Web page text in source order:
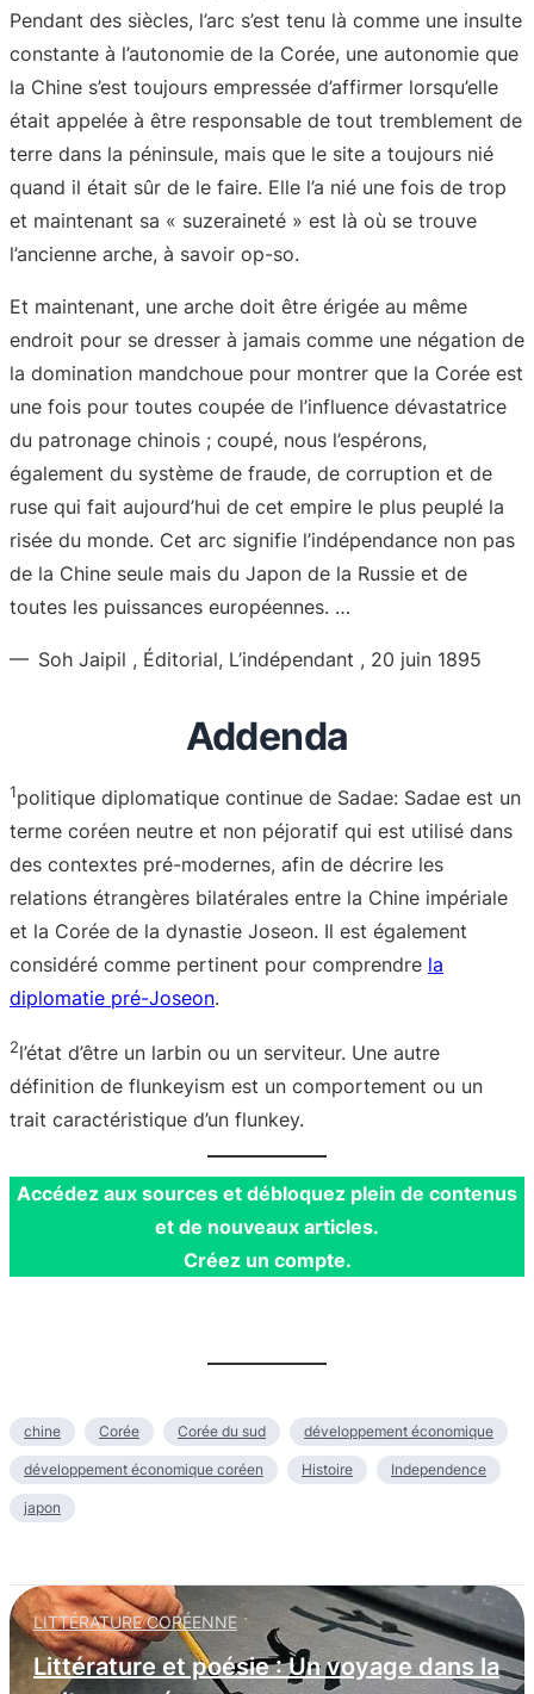
Pendant des siècles, l’arc s’est tenu là comme une insulte
constante à l’autonomie de la Corée, une autonomie que
la Chine s’est toujours empressée d’affirmer lorsqu’elle
était appelée à être responsable de tout tremblement de
terre dans la péninsule, mais que le site a toujours nié
quand il était sûr de le faire. Elle l’a nié une fois de trop
et maintenant sa « suzeraineté » est là où se trouve
l’ancienne arche, à savoir op-so.
Et maintenant, une arche doit être érigée au même
endroit pour se dresser à jamais comme une négation de
la domination mandchoue pour montrer que la Corée est
une fois pour toutes coupée de l’influence dévastatrice
du patronage chinois ; coupé, nous l’espérons,
également du système de fraude, de corruption et de
ruse qui fait aujourd’hui de cet empire le plus peuplé la
risée du monde. Cet arc signifie l’indépendance non pas
de la Chine seule mais du Japon de la Russie et de
toutes les puissances européennes. …
— Soh Jaipil , Éditorial, L’indépendant , 20 juin 1895
Addenda
1politique diplomatique continue de Sadae: Sadae est un
terme coréen neutre et non péjoratif qui est utilisé dans
des contextes pré-modernes, afin de décrire les
relations étrangères bilatérales entre la Chine impériale
et la Corée de la dynastie Joseon. Il est également
considéré comme pertinent pour comprendre la
diplomatie pré-Joseon.
2l’état d’être un larbin ou un serviteur. Une autre
définition de flunkeyism est un comportement ou un
trait caractéristique d’un flunkey.
Accédez aux sources et débloquez plein de contenus
et de nouveaux articles.
Créez un compte.
chine Corée Corée du sud développement économique
développement économique coréen Histoire Independence
japon
LITTÉRATURE CORÉENNE
Littérature et poésie : Un voyage dans la